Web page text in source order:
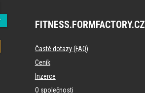
FITNESS.FORMFACTORY.CZ
Časté dotazy (FAQ)
Ceník
Inzerce
O společnosti